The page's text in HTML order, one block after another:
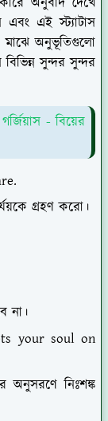
এবং এই স্ট্যাটাস
মাঝে অনুভূতিগুলো
সুন্দর সুন্দর
- বিয়ের
গ্রহণ করো।
না।
your soul on
অনুসরণে নিঃশঙ্ক